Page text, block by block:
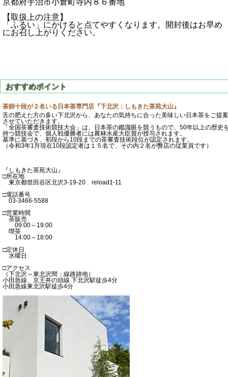
【取扱上の注意】
「ふるい」にかけると点てやすくなります。開封後はお早め
にお召し上がりください。
茶師十段が２名いる日本茶専門店『下北沢：しもきた茶苑大山』
舌の肥えた方の多い下北沢から、あなたの気持ちに合った美味しい日本茶をご提案
させていただきます。
「全国茶審査技術競技大会」は、日本茶の鑑識眼を競うもので、50年以上の歴史
持つ競技会で、個人戦優勝者には農林水産大臣賞が授与されます。
基準に基づき、初段から10段までの茶審査技術段位が認定されます。
（令和3年1月現在10段認定者は１５名で、その内２名が弊店の従業員です）
『しもきた茶苑大山』
□所在地
東京都世田谷区北沢3-19-20 reload1-11
□電話番号
03-3466-5588
□営業時間
茶販売
09:00～19:00
喫茶
14:00～18:00
□定休日
水曜日
□アクセス
（下北沢～東北沢間：線路跡地）
小田急線、京王井の頭線 下北沢駅徒歩4分
小田急線東北沢駅徒歩4分